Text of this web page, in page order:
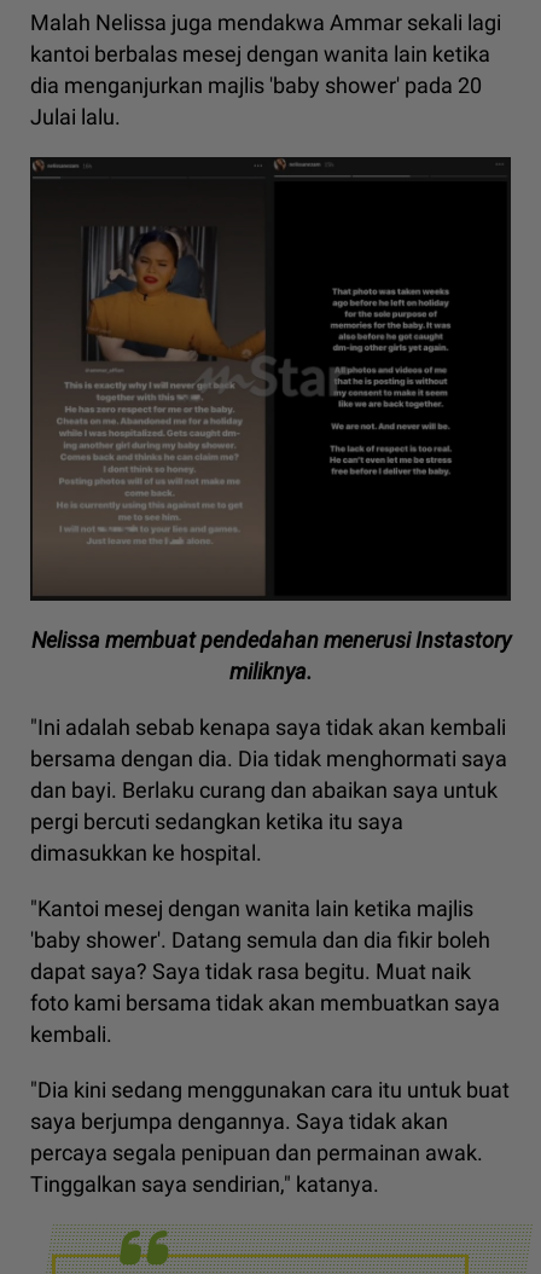
Malah Nelissa juga mendakwa Ammar sekali lagi
kantoi berbalas mesej dengan wanita lain ketika
dia menganjurkan majlis 'baby shower' pada 20
Julai lalu.
Nelissa membuat pendedahan menerusi Instastory
miliknya.
"Ini adalah sebab kenapa saya tidak akan kembali
bersama dengan dia. Dia tidak menghormati saya
dan bayi. Berlaku curang dan abaikan saya untuk
pergi bercuti sedangkan ketika itu saya
dimasukkan ke hospital.
"Kantoi mesej dengan wanita lain ketika majlis
'baby shower'. Datang semula dan dia fikir boleh
dapat saya? Saya tidak rasa begitu. Muat naik
foto kami bersama tidak akan membuatkan saya
kembali.
"Dia kini sedang menggunakan cara itu untuk buat
saya berjumpa dengannya. Saya tidak akan
percaya segala penipuan dan permainan awak.
Tinggalkan saya sendirian," katanya.